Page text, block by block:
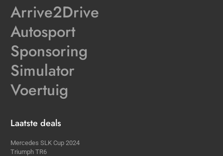
Arrive2Drive
Autosport
Sponsoring
Simulator
Voertuig
Laatste deals
Mercedes SLK Cup 2024
Triumph TR6